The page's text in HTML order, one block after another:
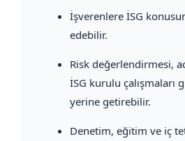
İşverenlere İSG
edebilir.
Risk değerlendirmesi,
İSG kurulu çalışmaları
yerine getirebilir.
Denetim, eğitim ve iç